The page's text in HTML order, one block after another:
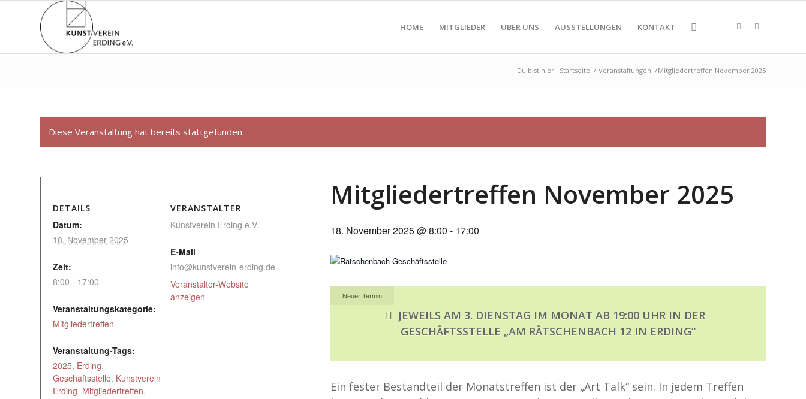
HOME MITGLIEDER ÜBER UNS AUSSTELLUNGEN KONTAKT
Du bist hier: Startseite / Veranstaltungen /Mitgliedertreffen November 2025
Diese Veranstaltung hat bereits stattgefunden.
Mitgliedertreffen November 2025
18. November 2025 @ 8:00 - 17:00
Neuer Termin
JEWEILS AM 3. DIENSTAG IM MONAT AB 19:00 UHR IN DER
GESCHÄFTSSTELLE „AM RÄTSCHENBACH 12 IN ERDING“
Ein fester Bestandteil der Monatstreffen ist der „Art Talk“ sein. In jedem Treffen
DETAILS
Datum:
18. November 2025
Zeit:
8:00 - 17:00
Veranstaltungskategorie:
Mitgliedertreffen
Veranstaltung-Tags:
2025, Erding,
Geschäftsstelle, Kunstverein
Erding, Mitgliedertreffen,
VERANSTALTER
Kunstverein Erding e.V.
E-Mail
info@kunstverein-erding.de
Veranstalter-Website
anzeigen